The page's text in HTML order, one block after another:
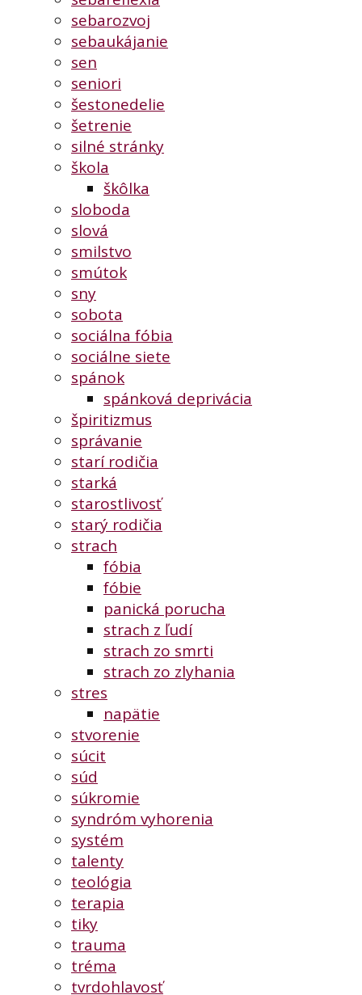
sebarozvoj
sebaukájanie
sen
seniori
šestonedelie
šetrenie
silné stránky
škola
škôlka
sloboda
slová
smilstvo
smútok
sny
sobota
sociálna fóbia
sociálne siete
spánok
spánková deprivácia
špiritizmus
správanie
starí rodičia
starká
starostlivosť
starý rodičia
strach
fóbia
fóbie
panická porucha
strach z ľudí
strach zo smrti
strach zo zlyhania
stres
napätie
stvorenie
súcit
súd
súkromie
syndróm vyhorenia
systém
talenty
teológia
terapia
tiky
trauma
tréma
tvrdohlavosť